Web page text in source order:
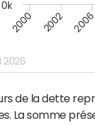
2000 2002 2006
0k
2026
de la dette
La somme